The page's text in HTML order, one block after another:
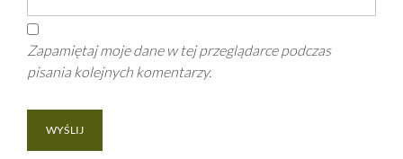
Zapamiętaj moje dane w tej przeglądarce podczas
pisania kolejnych komentarzy.